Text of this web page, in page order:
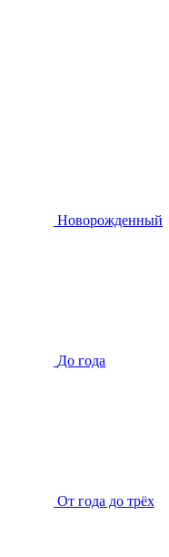
Новорожденный
До года
От года до трёх